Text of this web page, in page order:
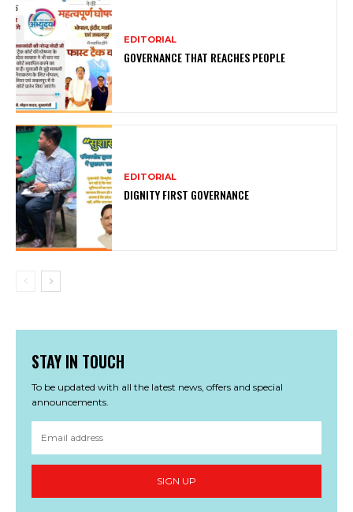
EDITORIAL
GOVERNANCE THAT REACHES PEOPLE
EDITORIAL
DIGNITY FIRST GOVERNANCE
STAY IN TOUCH
To be updated with all the latest news, offers and special
announcements.
SIGN UP